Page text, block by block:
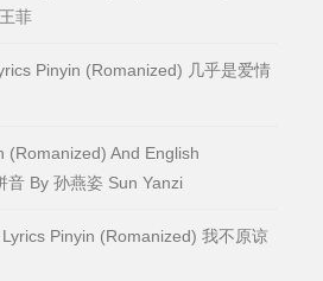
菲
Pinyin (Romanized) 几乎是爱情
(Romanized) And English
By 孙燕姿 Sun Yanzi
Pinyin (Romanized) 我不原谅